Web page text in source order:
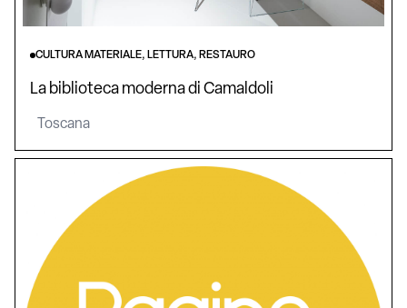
CULTURA MATERIALE, LETTURA, RESTAURO
La biblioteca moderna di Camaldoli
Toscana